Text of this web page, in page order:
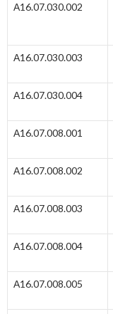
А16.07.030.002
А16.07.030.003
А16.07.030.004
А16.07.008.001
А16.07.008.002
А16.07.008.003
А16.07.008.004
А16.07.008.005